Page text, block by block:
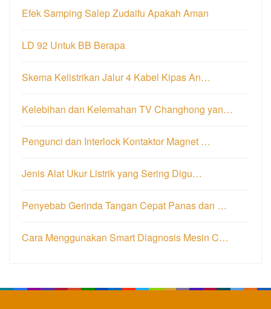
Efek Samping Salep Zudaifu Apakah Aman
LD 92 Untuk BB Berapa
Skema Kelistrikan Jalur 4 Kabel Kipas An…
Kelebihan dan Kelemahan TV Changhong yan…
Pengunci dan Interlock Kontaktor Magnet …
Jenis Alat Ukur Listrik yang Sering Digu…
Penyebab Gerinda Tangan Cepat Panas dan …
Cara Menggunakan Smart Diagnosis Mesin C…